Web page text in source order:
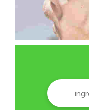
Correo